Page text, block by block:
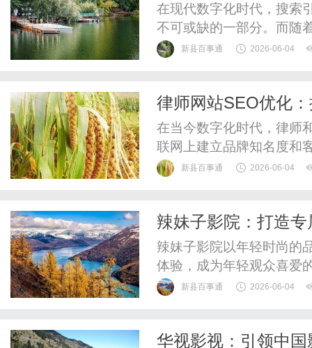
在现代数字化时代，搜索
不可或缺的一部分。而随
进，生成引擎优化（GEO
优化，是指通过分析和优
新县百事通 2026-06-04
律师网站SEO优化
略
在当今数字化时代，律师
联网上建立品牌知名度和
优化）无疑是提升律师网
对律师网站如此重要。在
新县百事通 2026-06-04
辣妹子影院：打造
辣妹子影院以年轻时尚的
体验，成为年轻观众喜爱
新县百事通 2026-06-04
华视影视：引领中